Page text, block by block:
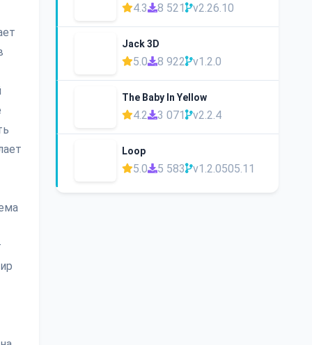
4.3 8 521 v2.26.10
Jack 3D
5.0 8 922 v1.2.0
The Baby In Yellow
4.2 3 071 v2.2.4
Loop
5.0 5 583 v1.2.0505.11